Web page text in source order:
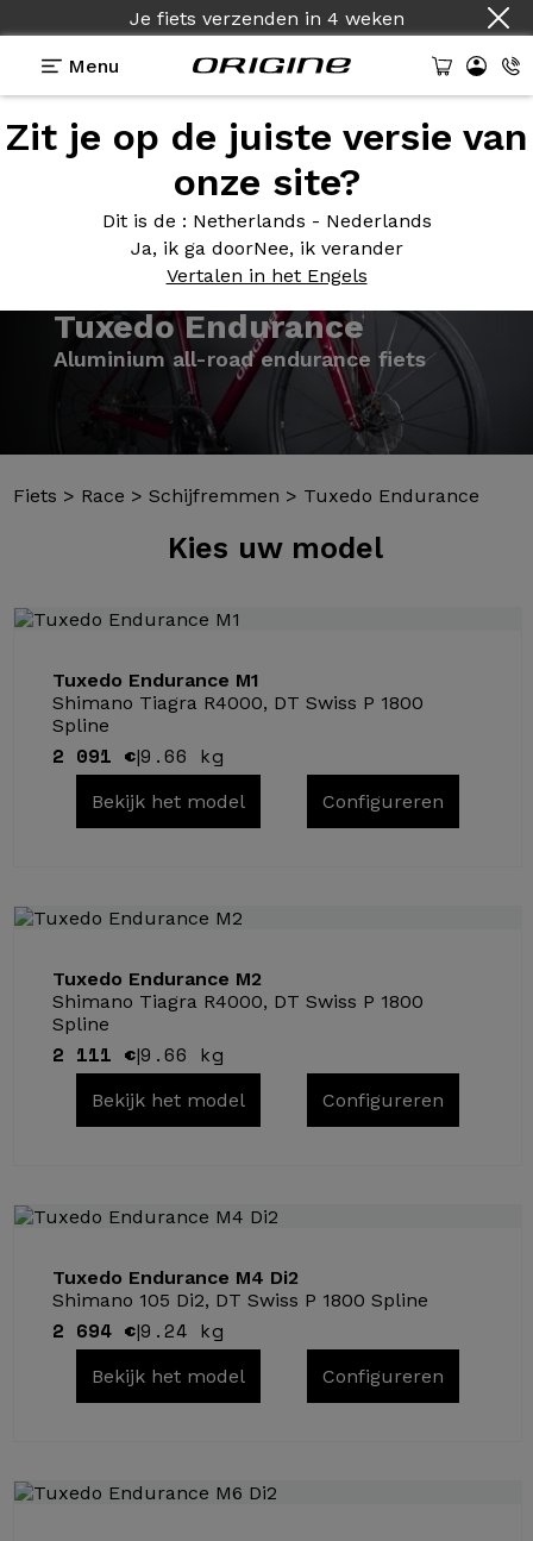
Je fiets verzenden in 4 weken
Menu
Zit je op de juiste versie van
onze site?
Dit is de : Netherlands - Nederlands
Ja, ik ga doorNee, ik verander
Vertalen in het Engels
Presentatie Modellen Technologie
Fiets > Race >Schijfremmen > Tuxedo Endurance
Kies uw model
Tuxedo Endurance M1
Shimano Tiagra R4000, DT Swiss P 1800
Spline
2 091 €|9.66 kg
Bekijk het model Configureren
Tuxedo Endurance M2
Shimano Tiagra R4000, DT Swiss P 1800
Spline
2 111 €|9.66 kg
Bekijk het model Configureren
Tuxedo Endurance M4 Di2
Shimano 105 Di2, DT Swiss P 1800 Spline
2 694 €|9.24 kg
Bekijk het model Configureren